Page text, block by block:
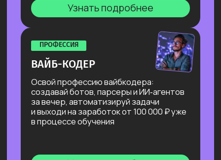
Собираешь портфолио
на реальных и учебных кейсах
и разбираешься в каналах поиска
заказов.
и стратегия поиска.
Берем учебные заказы
Выполняем учебные заказы
от университета, которые можно
выполнить без давления,
с пошаговой обратной связью.
и уверенность.